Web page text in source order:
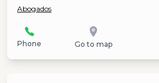
Abogados
Phone Go to map